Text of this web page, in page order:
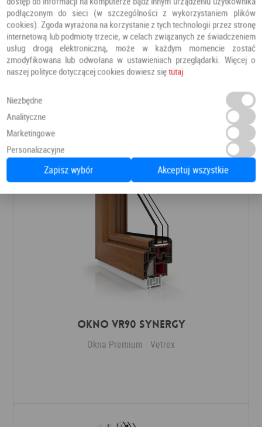
okucia od niemieckiej firmy ROTO NT;
eleganckie i solidne klamki Swing Secustik z
mechanizmem blokującym jej obrót, zabezpieczającym
przed włamaniem;
Okno VR90 Synergy
Okna Premium Vetrex
podłączonym do sieci (w szczególności z wykorzystaniem plików
cookies). Zgoda wyrażona na korzystanie z tych technologii przez stronę
internetową lub podmioty trzecie, w celach związanych ze świadczeniem
usług drogą elektroniczną, może w każdym momencie zostać
zmodyfikowana lub odwołana w ustawieniach przeglądarki. Więcej o
naszej polityce dotyczącej cookies dowiesz siętutaj
Niezbędne
Analityczne
Marketingowe
Personalizacyjne
Zapisz wybór Akceptuj wszystkie